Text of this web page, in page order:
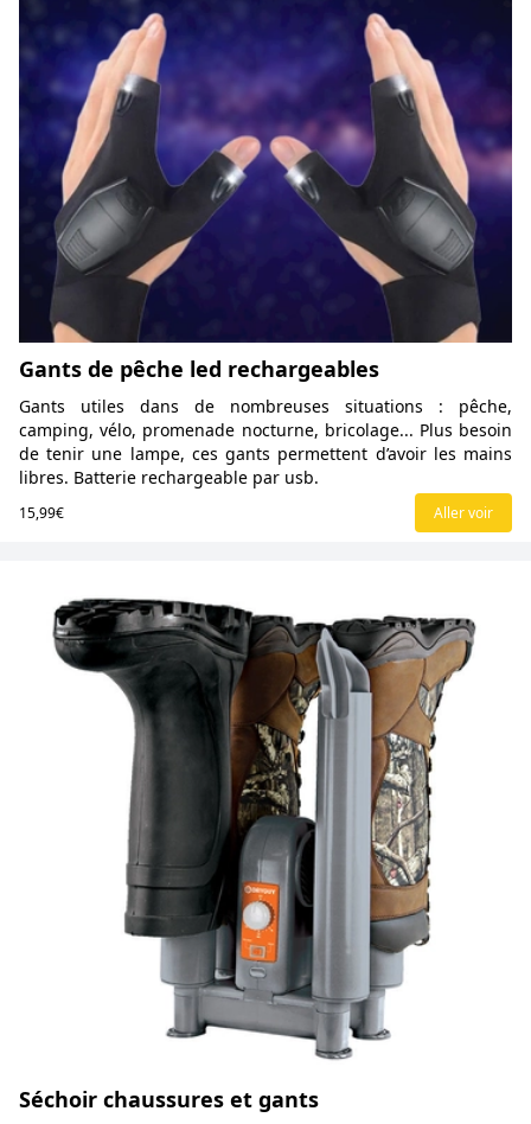
Gants de pêche led rechargeables
Gants utiles dans de nombreuses situations : pêche,
camping, vélo, promenade nocturne, bricolage... Plus besoin
de tenir une lampe, ces gants permettent d’avoir les mains
libres. Batterie rechargeable par usb.
15,99€ Aller voir
Séchoir chaussures et gants